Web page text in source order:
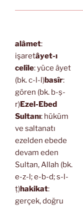
alâmet:
işaretâyet-ı
celîle: yüce âyet
(bk. c-l-l)basîr:
gören (bk. b-ṣ-
r)Ezel-Ebed
Sultanı: hüküm
ve saltanatı
ezelden ebede
devam eden
Sultan, Allah (bk.
e-z-l; e-b-d; s-l-
ṭ)hakikat:
gerçek, doğru